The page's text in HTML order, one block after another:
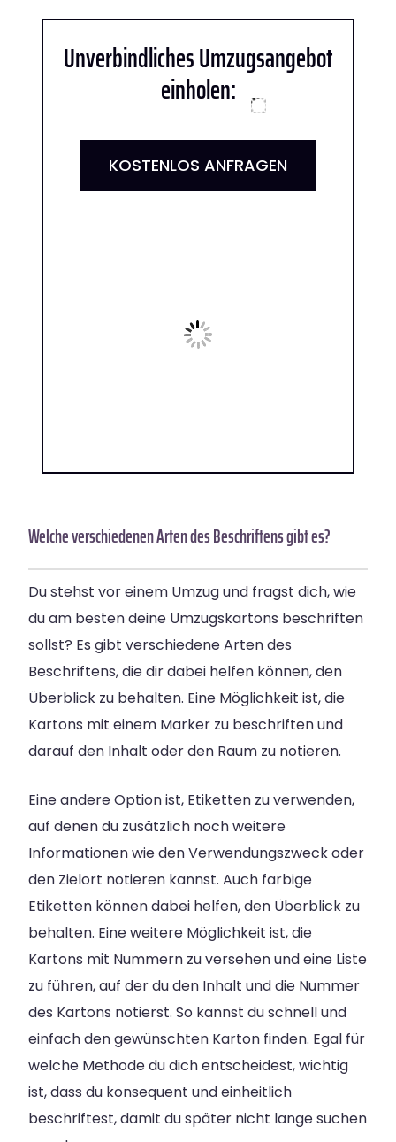
Unverbindliches Umzugsangebot
einholen:
KOSTENLOS ANFRAGEN
Welche verschiedenen Arten des Beschriftens gibt es?
Du stehst vor einem Umzug und fragst dich, wie
du am besten deine Umzugskartons beschriften
sollst? Es gibt verschiedene Arten des
Beschriftens, die dir dabei helfen können, den
Überblick zu behalten. Eine Möglichkeit ist, die
Kartons mit einem Marker zu beschriften und
darauf den Inhalt oder den Raum zu notieren.
Eine andere Option ist, Etiketten zu verwenden,
auf denen du zusätzlich noch weitere
Informationen wie den Verwendungszweck oder
den Zielort notieren kannst. Auch farbige
Etiketten können dabei helfen, den Überblick zu
behalten. Eine weitere Möglichkeit ist, die
Kartons mit Nummern zu versehen und eine Liste
zu führen, auf der du den Inhalt und die Nummer
des Kartons notierst. So kannst du schnell und
einfach den gewünschten Karton finden. Egal für
welche Methode du dich entscheidest, wichtig
ist, dass du konsequent und einheitlich
beschriftest, damit du später nicht lange suchen